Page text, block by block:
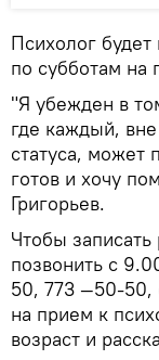
Психолог
по субботам на
"Я убежден в
где каждый,
статуса, может
готов и хочу
Григорьев.
Чтобы
позвонить с
50, 773 —50-50,
на прием к
возраст и